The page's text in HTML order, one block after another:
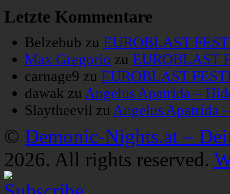
Letzte Kommentare
Belzebub zu EUROBLAST
Max Gregorio zu EUROBLAST
carnage9 zu EUROBLAST
dawak zu Angelus Apatrida –
Slaytheevil zu Angelus Apatrida
© Demonic-Nights.at –
2026. All rights reserved.